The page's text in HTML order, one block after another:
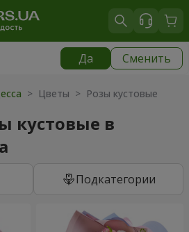
Да Сменить
> Цветы > Розы кустовые
кустовые в
Подкатегории